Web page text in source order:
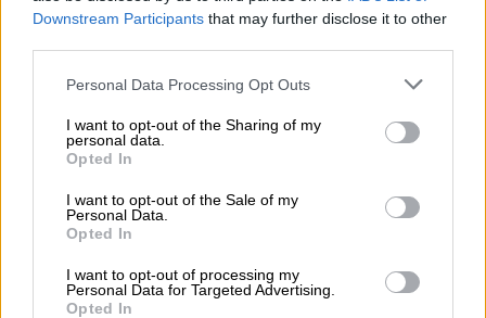
Downstream Participants that may further disclose it to other
Personal Data Processing Opt Outs
I want to opt-out of the Sharing of my
personal data.
Opted In
I want to opt-out of the Sale of my
Personal Data.
Opted In
I want to opt-out of processing my
Personal Data for Targeted Advertising.
Opted In